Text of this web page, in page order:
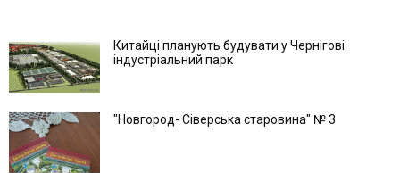
Китайці планують будувати у Чернігові
індустріальний парк
"Новгород- Сіверська старовина" № 3